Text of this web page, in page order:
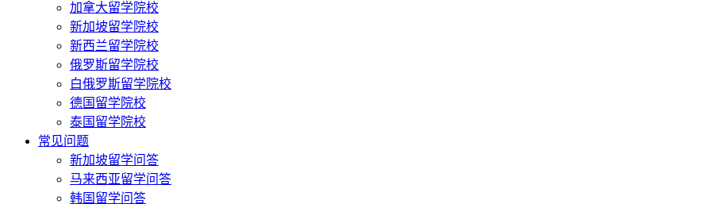
加拿大留学院校
新加坡留学院校
新西兰留学院校
俄罗斯留学院校
白俄罗斯留学院校
德国留学院校
泰国留学院校
常见问题
新加坡留学问答
马来西亚留学问答
韩国留学问答